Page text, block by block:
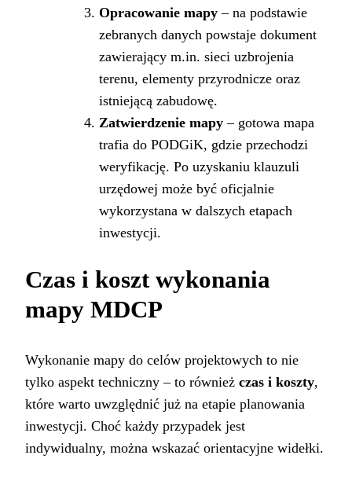
Opracowanie mapy – na podstawie
zebranych danych powstaje dokument
zawierający m.in. sieci uzbrojenia
terenu, elementy przyrodnicze oraz
istniejącą zabudowę.
Zatwierdzenie mapy – gotowa mapa
trafia do PODGiK, gdzie przechodzi
weryfikację. Po uzyskaniu klauzuli
urzędowej może być oficjalnie
wykorzystana w dalszych etapach
inwestycji.
Czas i koszt wykonania
mapy MDCP
Wykonanie mapy do celów projektowych to nie
tylko aspekt techniczny – to również czas i koszty,
które warto uwzględnić już na etapie planowania
inwestycji. Choć każdy przypadek jest
indywidualny, można wskazać orientacyjne widełki.